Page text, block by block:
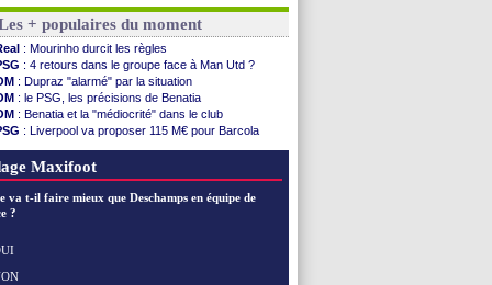
Barça: Flick esquive pour Ferran Torres
Liverpool: Araujo, une option d'achat à 55 M€
Lens: inquiétude pour Édouard
Man Utd: Vitek vendu à Middlesbrough (off.)
PSV : Sano recruté pour 14,5 M€ (officiel)
OM : Coventry pense à Angel Gomes
: Rafel Pol satisfait des progrès
: le Barça vainqueur puis battu
: Calhanoglu prêt à prolonger
: le classement complet
: Le Havre renversé par Oviedo
+ populaires du moment
: Mourinho durcit les règles
: 4 retours dans le groupe face à Man Utd ?
: Dupraz "alarmé" par la situation
: le PSG, les précisions de Benatia
: Benatia et la "médiocrité" dans le club
: Liverpool va proposer 115 M€ pour Barcola
: Côme pousse pour Gouiri
Maxifoot
va t-il faire mieux que Deschamps en équipe de
?